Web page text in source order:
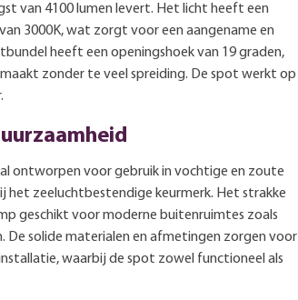
van 4100 lumen levert. Het licht heeft een
3000K, wat zorgt voor een aangename en
heeft een openingshoek van 19 graden,
zonder te veel spreiding. De spot werkt op
ontworpen voor gebruik in vochtige en zoute
het zeeluchtbestendige keurmerk. Het strakke
geschikt voor moderne buitenruimtes zoals
De solide materialen en afmetingen zorgen voor
waarbij de spot zowel functioneel als